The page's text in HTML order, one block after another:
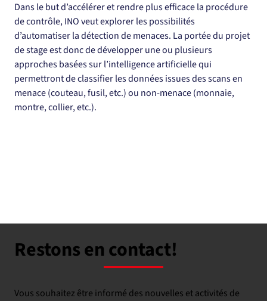
Dans le but d’accélérer et rendre plus efficace la procédure
de contrôle, INO veut explorer les possibilités
d’automatiser la détection de menaces. La portée du projet
de stage est donc de développer une ou plusieurs
approches basées sur l’intelligence artificielle qui
permettront de classifier les données issues des scans en
menace (couteau, fusil, etc.) ou non-menace (monnaie,
montre, collier, etc.).
Restons en contact!
Vous souhaitez être informé des nouvelles et activités de